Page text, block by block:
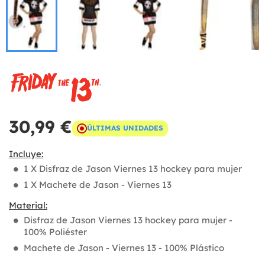
30,99 € ÚLTIMAS UNIDADES
Incluye:
1 X Disfraz de Jason Viernes 13 hockey para mujer
1 X Machete de Jason - Viernes 13
Material:
Disfraz de Jason Viernes 13 hockey para mujer -
100% Poliéster
Machete de Jason - Viernes 13 - 100% Plástico